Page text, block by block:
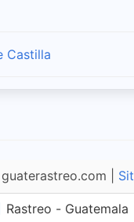
Castilla
|
Rastreo - Guatemala